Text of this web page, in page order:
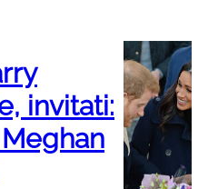
invitati:
Meghan